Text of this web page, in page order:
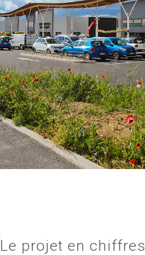
Le projet en chiffres